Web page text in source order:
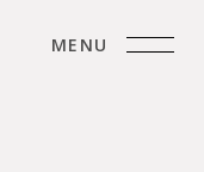
MENU